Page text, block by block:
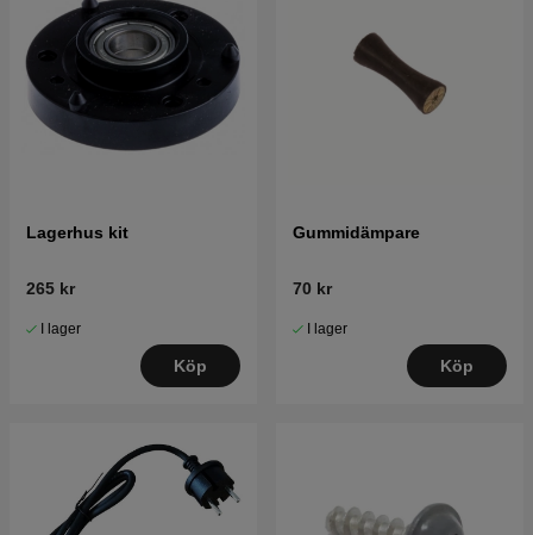
Lagerhus kit
265 kr
I lager
Köp
Gummidämpare
70 kr
I lager
Köp